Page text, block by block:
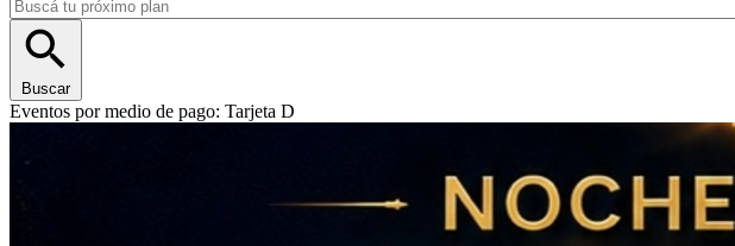
Buscar
Eventos por medio de pago: Tarjeta D